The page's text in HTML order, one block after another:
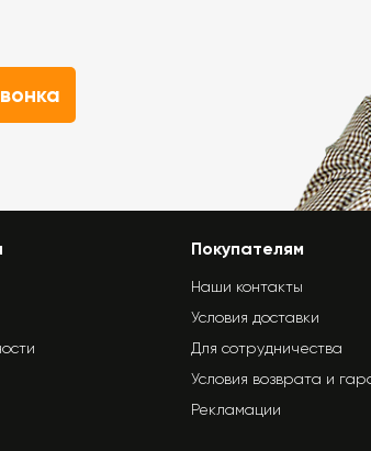
Покупателям
Наши контакты
Условия доставки
Для сотрудничества
Условия возврата и
Рекламации